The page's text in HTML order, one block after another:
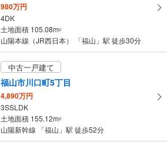
980万円
4DK
土地面積 105.08m2
山陽本線（JR西日本） 「福山」駅 徒歩30分
中古一戸建て
福山市川口町5丁目
4,890万円
3SSLDK
土地面積 155.12m2
山陽新幹線 「福山」駅 徒歩52分